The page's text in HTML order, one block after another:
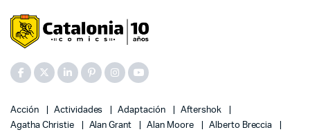
Acción Actividades Adaptación
Aftershok
Agatha Christie
Alan Grant Alan Moore
Alberto Breccia